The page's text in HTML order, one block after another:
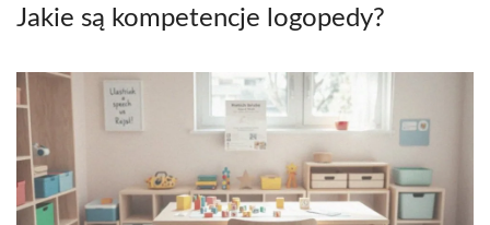
Jakie są kompetencje logopedy?